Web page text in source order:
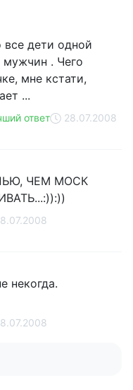
все дети одной
. Чего
мне кстати,
...
ответ 28.07.2008
ЧЕМ МОСК
некогда.